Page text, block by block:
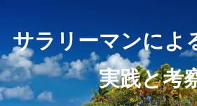
サラリーマンによ
実践と考